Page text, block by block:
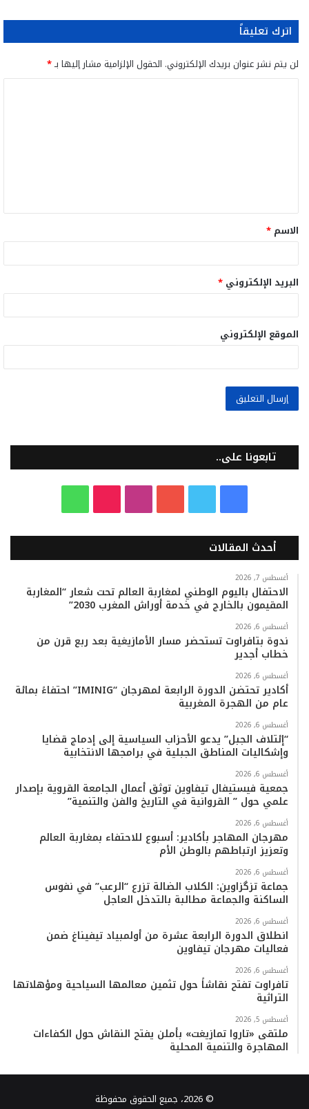
اترك تعليقاً
لن يتم نشر عنوان بريدك الإلكتروني. الحقول الإلزامية مشار إليها بـ*
ق
*
الاسم *
البريد الإلكتروني *
الموقع الإلكتروني
تابعونا على..
س
و
ك
ي
ت
ر
ت
ي
و
ب
س
ت
ق
ر
م
k
o
k
ت
س
ب
أحدث المقالات
أغسطس 7, 2026
الاحتفال باليوم الوطني لمغاربة العالم تحت شعار “المغاربة
المقيمون بالخارج في خدمة أوراش المغرب 2030”
أغسطس 6, 2026
ندوة بتافراوت تستحضر مسار الأمازيغية بعد ربع قرن من
خطاب أجدير
أغسطس 6, 2026
أكادير تحتضن الدورة الرابعة لمهرجان “IMINIG” احتفاءً بمائة
عام من الهجرة المغربية
أغسطس 6, 2026
“إئتلاف الجبل” يدعو الأحزاب السياسية إلى إدماج قضايا
وإشكاليات المناطق الجبلية في برامجها الانتخابية
أغسطس 6, 2026
جمعية فيستيفال تيفاوين توثق أعمال الجامعة القروية بإصدار
علمي حول ” القروانية في التاريخ والفن والتنمية”
أغسطس 6, 2026
مهرجان المهاجر بأكادير: أسبوع للاحتفاء بمغاربة العالم
وتعزيز ارتباطهم بالوطن الأم
أغسطس 6, 2026
جماعة تزگزاوين: الكلاب الضالة تزرع “الرعب” في نفوس
الساكنة والجماعة مطالبة بالتدخل العاجل
أغسطس 6, 2026
انطلاق الدورة الرابعة عشرة من أولمبياد تيفيناغ ضمن
فعاليات مهرجان تيفاوين
أغسطس 6, 2026
تافراوت تفتح نقاشاً حول تثمين معالمها السياحية ومؤهلاتها
التراثية
أغسطس 5, 2026
ملتقى «تاروا تمازيغت» بأملن يفتح النقاش حول الكفاءات
المهاجرة والتنمية المحلية
© 2026، جميع الحقوق محفوظة